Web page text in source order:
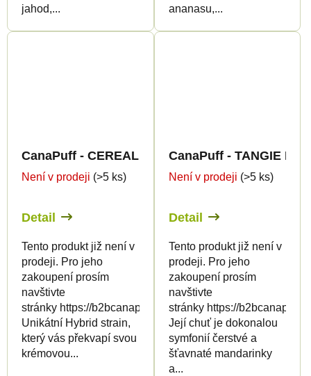
jahod,...
ananasu,...
CanaPuff - CEREAL MILK - THCp 79% - cartridge
Není v prodeji (>5 ks)
Detail
Tento produkt již není v
prodeji. Pro jeho
zakoupení prosím
navštivte
stránky https://b2bcanapuff.com/
Unikátní Hybrid strain,
který vás překvapí svou
krémovou...
CanaPuff - TANGIE
Není v prodeji (>5 ks)
Detail
Tento produkt již není v
prodeji. Pro jeho
zakoupení prosím
navštivte
stránky https://
Její chuť je dokonalou
symfonií čerstvé a
šťavnaté mandarinky
a...